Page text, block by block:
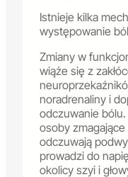
Istnieje kilka
występowanie
Zmiany w
wiąże się z
noradrenaliny i
odczuwanie bólu.
osoby
odczuwają
prowadzi do
okolicy szyi i